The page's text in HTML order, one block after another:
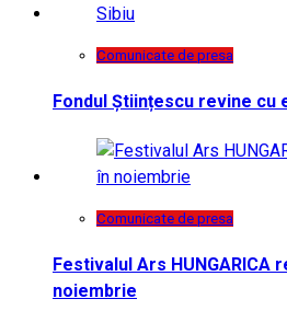
Comunicate de presa
Fondul Științescu revine cu
Comunicate de presa
Festivalul Ars HUNGARICA
noiembrie